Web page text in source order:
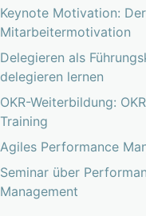
Keynote Motivation:
Mitarbeitermotivation
Delegieren als
delegieren lernen
OKR-Weiterbildung:
Training
Agiles Performance
Seminar über
Management